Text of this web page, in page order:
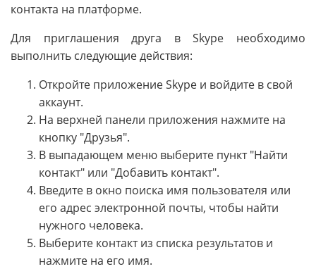
контакта на платформе.
Для приглашения друга в Skype необходимо
выполнить следующие действия:
Откройте приложение Skype и войдите в свой
аккаунт.
На верхней панели приложения нажмите на
кнопку "Друзья".
В выпадающем меню выберите пункт "Найти
контакт" или "Добавить контакт".
Введите в окно поиска имя пользователя или
его адрес электронной почты, чтобы найти
нужного человека.
Выберите контакт из списка результатов и
нажмите на его имя.